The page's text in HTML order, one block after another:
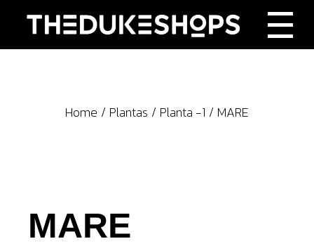
content
Home Plantas Planta -1 MARE
MARE